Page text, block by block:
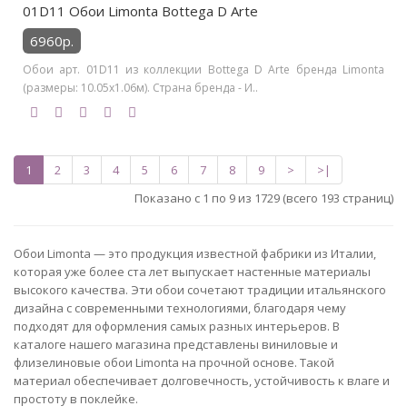
01D11 Обои Limonta Bottega D Arte
6960р.
Обои арт. 01D11 из коллекции Bottega D Arte бренда Limonta
(размеры: 10.05х1.06м). Страна бренда - И..
1 2 3 4 5 6 7 8 9 >
>|
Показано с 1 по 9 из 1729 (всего 193 страниц)
Обои Limonta — это продукция известной фабрики из Италии,
которая уже более ста лет выпускает настенные материалы
высокого качества. Эти обои сочетают традиции итальянского
дизайна с современными технологиями, благодаря чему
подходят для оформления самых разных интерьеров. В
каталоге нашего магазина представлены виниловые и
флизелиновые обои Limonta на прочной основе. Такой
материал обеспечивает долговечность, устойчивость к влаге и
простоту в поклейке.